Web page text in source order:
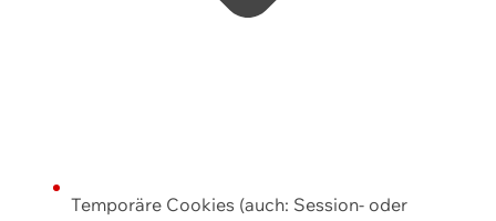
Temporäre Cookies (auch: Session- oder